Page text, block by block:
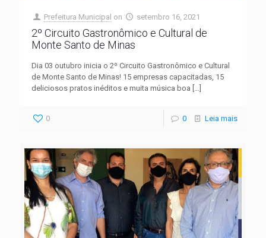
Prefeitura Municipal on setembro 16, 2021
2º Circuito Gastronômico e Cultural de
Monte Santo de Minas
Dia 03 outubro inicia o 2º Circuito Gastronômico e Cultural
de Monte Santo de Minas! 15 empresas capacitadas, 15
deliciosos pratos inéditos e muita música boa […]
0 0 Leia mais